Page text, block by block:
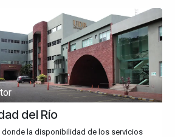
del Río
donde la disponibilidad de los servicios